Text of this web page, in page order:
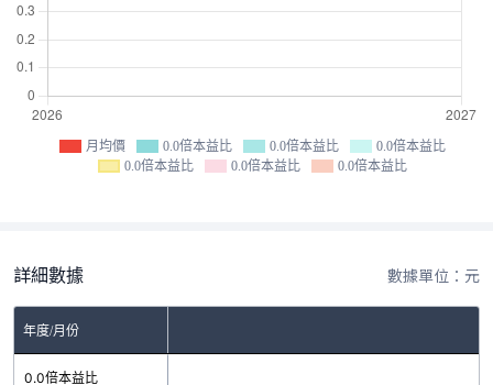
月均價 0.0倍本益比 0.0倍本益比
0.0倍本益比
0.0倍本益比
0.0倍本益比 0.0倍本益比
詳細數據 數據單位：元
年度/月份
0.0倍本益比